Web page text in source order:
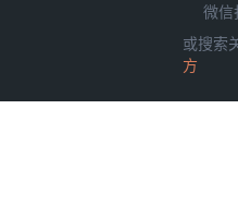
微信
或搜索
方